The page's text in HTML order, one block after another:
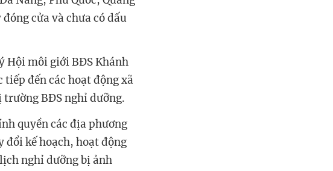
cửa và chưa có dấu
Hội môi giới BĐS Khánh
đến các hoạt động xã
trườngBĐSnghỉ dưỡng.
quyền các địa phương
đổi kế hoạch, hoạt động
nghỉ dưỡng bị ảnh